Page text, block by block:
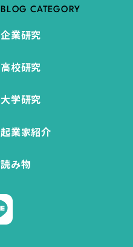
BLOG CATEGORY
企業研究
高校研究
大学研究
起業家紹介
読み物